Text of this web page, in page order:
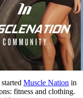
Muscle Nation in
fitness and clothing.